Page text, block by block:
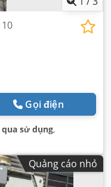
Gọi điện
qua sử dụng,
Quảng cáo nhỏ